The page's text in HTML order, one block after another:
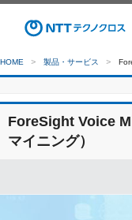
HOME 製品・サービス
ForeSight Voice
マイニング）